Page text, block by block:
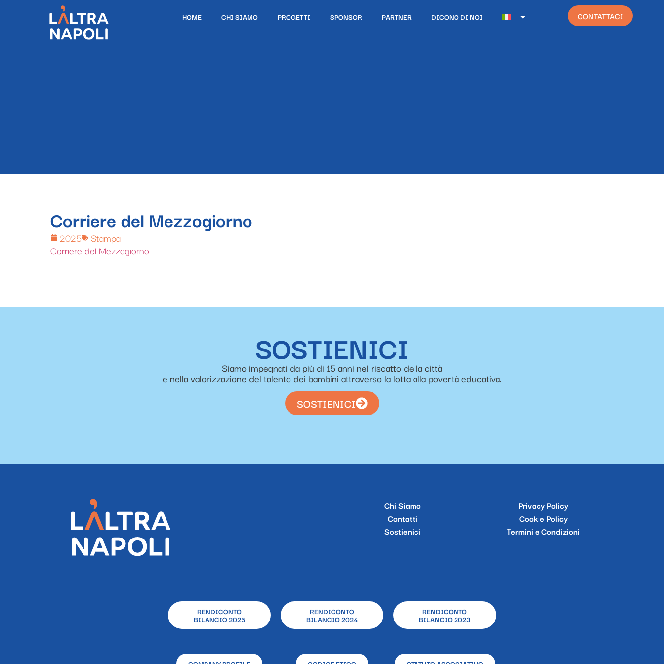
HOME CHI SIAMO PROGETTI SPONSOR PARTNER DICONO DI NOI CONTATTACI
Corriere del Mezzogiorno
2025
Stampa
Corriere del Mezzogiorno
SOSTIENICI
Siamo impegnati da più di 15 anni nel riscatto della città
e nella valorizzazione del talento dei bambini attraverso la lotta alla povertà educativa.
SOSTIENICI
Chi Siamo
Contatti
Sostienici
Privacy Policy
Cookie Policy
Termini e Condizioni
RENDICONTO
BILANCIO 2025
RENDICONTO
BILANCIO 2024
RENDICONTO
BILANCIO 2023